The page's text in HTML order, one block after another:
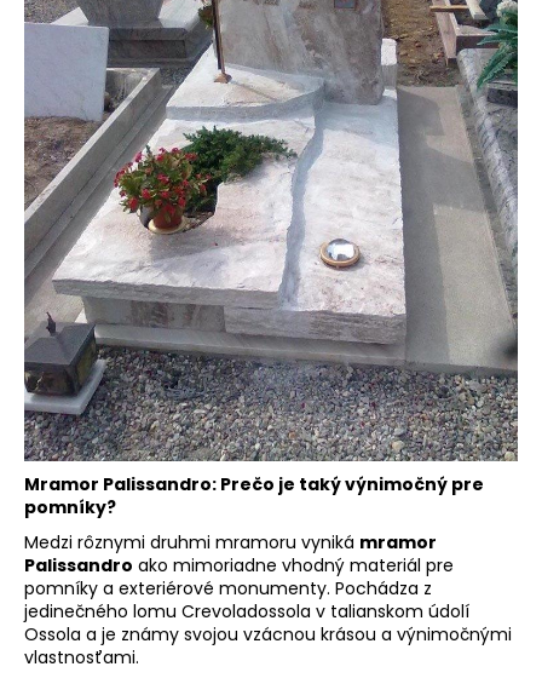
Mramor Palissandro: Prečo je taký výnimočný pre
pomníky?
Medzi rôznymi druhmi mramoru vyniká mramor
Palissandro ako mimoriadne vhodný materiál pre
pomníky a exteriérové monumenty. Pochádza z
jedinečného lomu Crevoladossola v talianskom údolí
Ossola a je známy svojou vzácnou krásou a výnimočnými
vlastnosťami.